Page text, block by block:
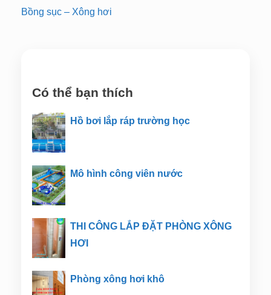
Bồng sục – Xông hơi
Có thể bạn thích
Hồ bơi lắp ráp trường học
Mô hình công viên nước
THI CÔNG LẮP ĐẶT PHÒNG XÔNG
HƠI
Phòng xông hơi khô